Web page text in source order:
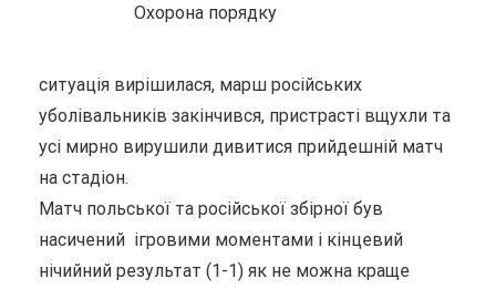
Охорона порядку
ситуація вирішилася, марш російських
уболівальників закінчився, пристрасті вщухли та
усі мирно вирушили дивитися прийдешній матч
на стадіон.
Матч польської та російської збірної був
насичений ігровими моментами і кінцевий
нічийний результат (1-1) як не можна краще